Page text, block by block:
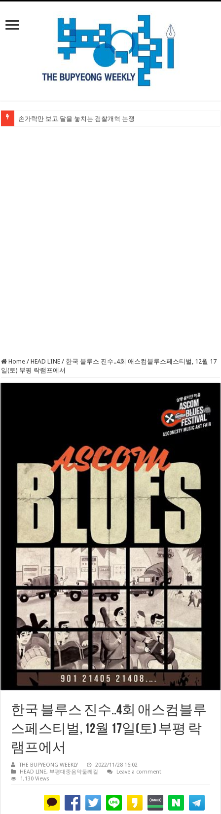
손가락만 보고 달을 놓치는 검찰개혁 논쟁
Home / HEAD LINE / 한국 블루스 진수..4회 애스컴블루스페스티벌, 12월 17
일(토) 부평 락램프에서
한국 블루스 진수..4회 애스컴블루
스페스티벌, 12월 17일(토) 부평 락
램프에서
THE BUPYEONG WEEKLY
2022/11/28 16:02
HEAD LINE, 부평대중음악둘레길
Leave a comment
1,130 Views